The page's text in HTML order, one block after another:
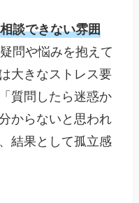
談できない雰囲
問や悩みを抱えて
大きなストレス要
質問したら迷惑か
からないと思われ
結果として孤立感